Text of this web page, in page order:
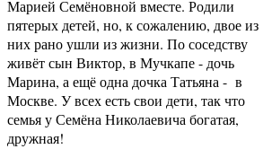
Марией Семёновной вместе. Родили
пятерых детей, но, к сожалению, двое из
них рано ушли из жизни. По соседству
живёт сын Виктор, в Мучкапе - дочь
Марина, а ещё одна дочка Татьяна - в
Москве. У всех есть свои дети, так что
семья у Семёна Николаевича богатая,
дружная!